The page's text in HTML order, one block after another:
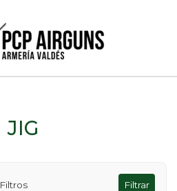
JIG
Filtros Filtrar